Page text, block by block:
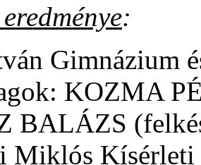
:
Gimnázium
KOZMA
BALÁZS
Miklós